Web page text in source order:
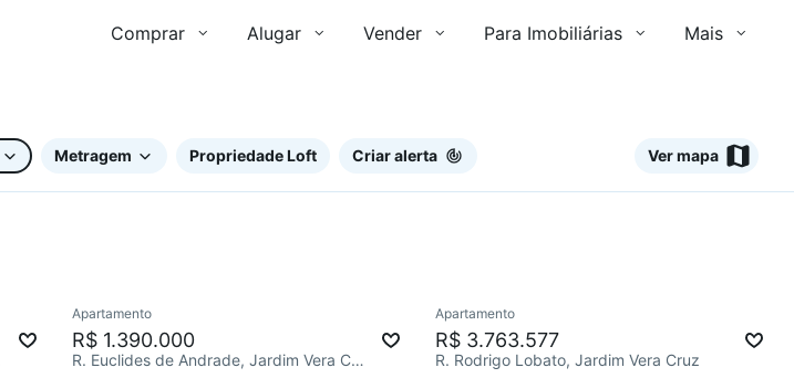
Comprar Alugar Vender Para Imobiliárias Mais
Metragem Propriedade Loft Criar alerta Ver mapa
Redecorar
Apartamento
R$ 1.390.000
R. Euclides de Andrade, Jardim Vera Cruz
Apartamento
R$ 3.763.577
R. Rodrigo Lobato, Jardim Vera Cruz